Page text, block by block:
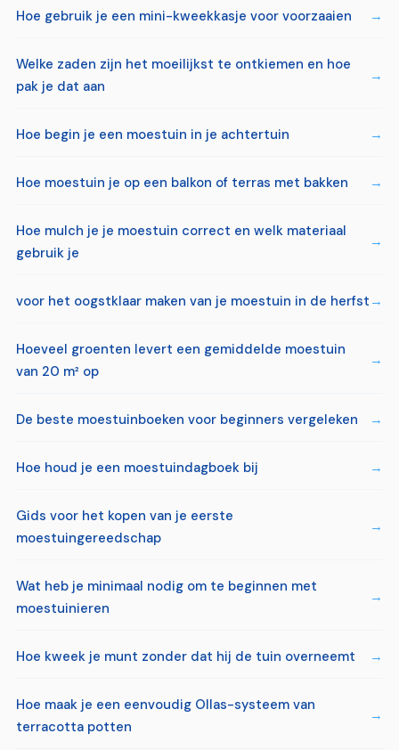
Hoe gebruik je een mini-kweekkasje voor voorzaaien
Welke zaden zijn het moeilijkst te ontkiemen en hoe
pak je dat aan
Hoe begin je een moestuin in je achtertuin
Hoe moestuin je op een balkon of terras met bakken
Hoe mulch je je moestuin correct en welk materiaal
gebruik je
voor het oogstklaar maken van je moestuin in de herfst
Hoeveel groenten levert een gemiddelde moestuin
van 20 m² op
De beste moestuinboeken voor beginners vergeleken
Hoe houd je een moestuindagboek bij
Gids voor het kopen van je eerste
moestuingereedschap
Wat heb je minimaal nodig om te beginnen met
moestuinieren
Hoe kweek je munt zonder dat hij de tuin overneemt
Hoe maak je een eenvoudig Ollas-systeem van
terracotta potten